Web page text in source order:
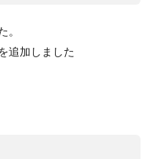
。
追加しました